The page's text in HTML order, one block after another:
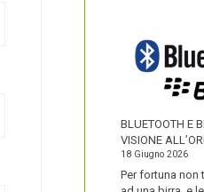
BLUETOOTH E
VISIONE
18 Giugno 2026
Per fortuna non